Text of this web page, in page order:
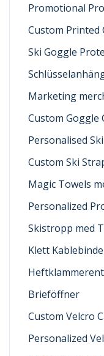
Promotional
Custom Printed
Ski Goggle
Marketing
Custom Goggle
Personalised
Custom Ski
Magic Towels
Personalized
Skistropp med
Klett
Brieföffner
Custom Velcro
Personalized